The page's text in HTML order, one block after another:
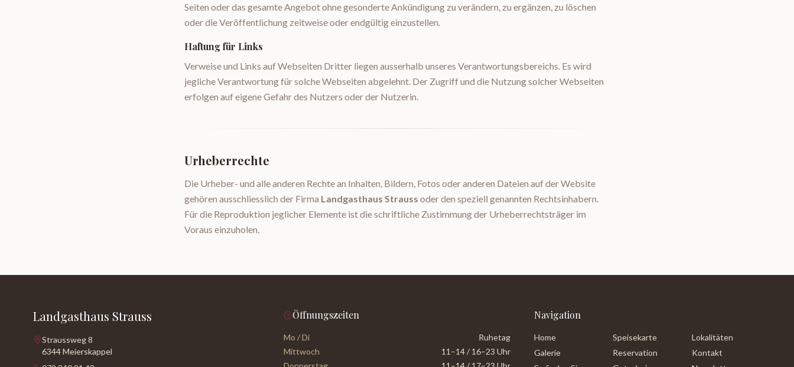
Seiten oder das gesamte Angebot ohne gesonderte Ankündigung zu verändern, zu ergänzen, zu löschen
oder die Veröffentlichung zeitweise oder endgültig einzustellen.
Haftung für Links
Verweise und Links auf Webseiten Dritter liegen ausserhalb unseres Verantwortungsbereichs. Es wird
jegliche Verantwortung für solche Webseiten abgelehnt. Der Zugriff und die Nutzung solcher Webseiten
erfolgen auf eigene Gefahr des Nutzers oder der Nutzerin.
Urheberrechte
Die Urheber- und alle anderen Rechte an Inhalten, Bildern, Fotos oder anderen Dateien auf der Website
gehören ausschliesslich der Firma Landgasthaus Strauss oder den speziell genannten Rechtsinhabern.
Für die Reproduktion jeglicher Elemente ist die schriftliche Zustimmung der Urheberrechtsträger im
Voraus einzuholen.
Landgasthaus Strauss
Straussweg 8
6344 Meierskappel
Öffnungszeiten
Mo / Di
Ruhetag
Mittwoch
11–14 / 16–23 Uhr
Navigation
Home Speisekarte
Lokalitäten
Galerie
Reservation
Kontakt